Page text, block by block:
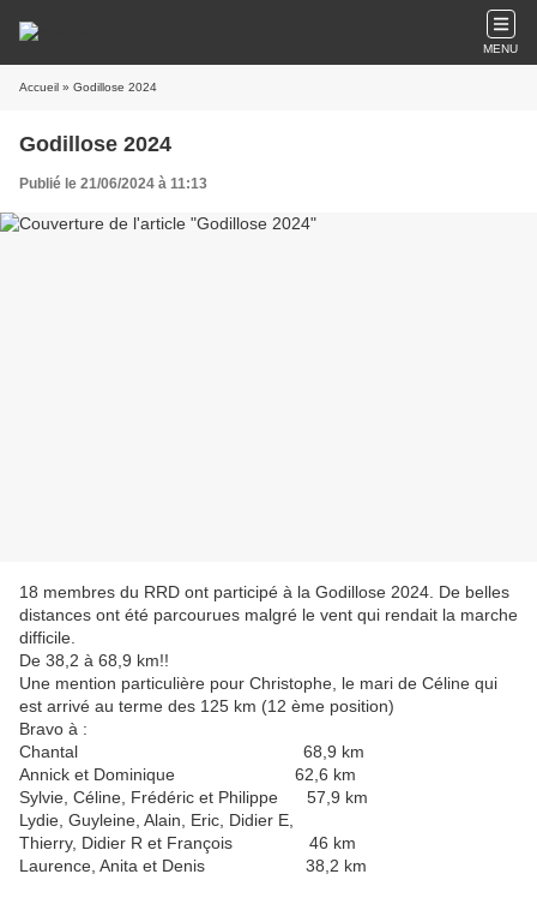
MENU
Accueil » Godillose 2024
Godillose 2024
Publié le 21/06/2024 à 11:13
18 membres du RRD ont participé à la Godillose 2024. De belles
distances ont été parcourues malgré le vent qui rendait la marche
difficile.
De 38,2 à 68,9 km!!
Une mention particulière pour Christophe, le mari de Céline qui
est arrivé au terme des 125 km (12 ème position)
Bravo à :
Chantal 68,9 km
Annick et Dominique 62,6 km
Sylvie, Céline, Frédéric et Philippe 57,9 km
Lydie, Guyleine, Alain, Eric, Didier E,
Thierry, Didier R et François 46 km
Laurence, Anita et Denis 38,2 km